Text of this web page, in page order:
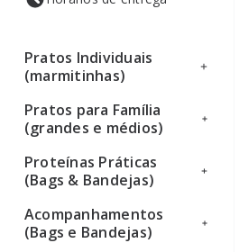
Pratos Individuais
(marmitinhas)
Ver todos
Pratos para Família
(grandes e médios)
Ver todos
Proteínas Práticas
(Bags & Bandejas)
Ver todos
Acompanhamentos
(Bags e Bandejas)